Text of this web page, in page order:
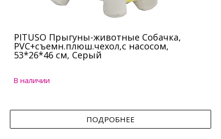
PITUSO Прыгуны-животные Собачка,
PVC+съемн.плюш.чехол,с насосом,
53*26*46 см, Серый
В наличии
ПОДРОБНЕЕ